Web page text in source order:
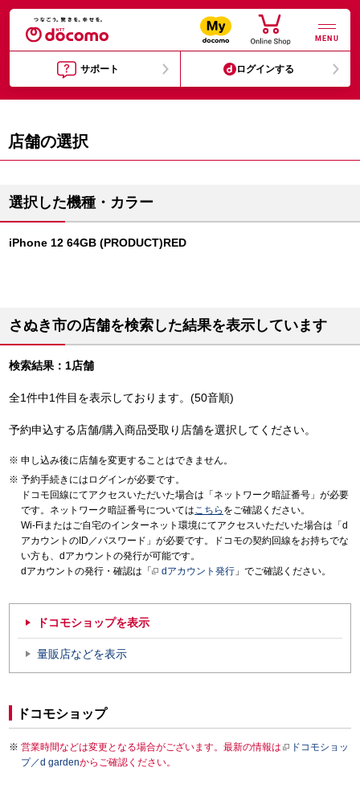
MENU
サポート ログインする
店舗の選択
選択した機種・カラー
iPhone 12 64GB (PRODUCT)RED
さぬき市の店舗を検索した結果を表示しています
検索結果：1店舗
全1件中1件目を表示しております。(50音順)
予約申込する店舗/購入商品受取り店舗を選択してください。
申し込み後に店舗を変更することはできません。
予約手続きにはログインが必要です。
ドコモ回線にてアクセスいただいた場合は「ネットワーク暗証番号」が必要
です。ネットワーク暗証番号についてはこちら をご確認ください。
Wi-Fiまたはご自宅のインターネット環境にてアクセスいただいた場合は「d
アカウントのID／パスワード」が必要です。ドコモの契約回線をお持ちでな
い方も、dアカウントの発行が可能です。
dアカウントの発行・確認は「
dアカウント発行 」でご確認ください。
ドコモショップを表示
量販店などを表示
ドコモショップ
営業時間などは変更となる場合がございます。最新の情報は
ドコモショッ
プ／d gardenからご確認ください。